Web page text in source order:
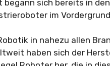
begann sich bereits in
im
in nahezu allen
haben sich der